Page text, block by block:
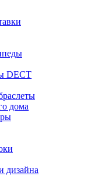
DECT
дома
дизайна